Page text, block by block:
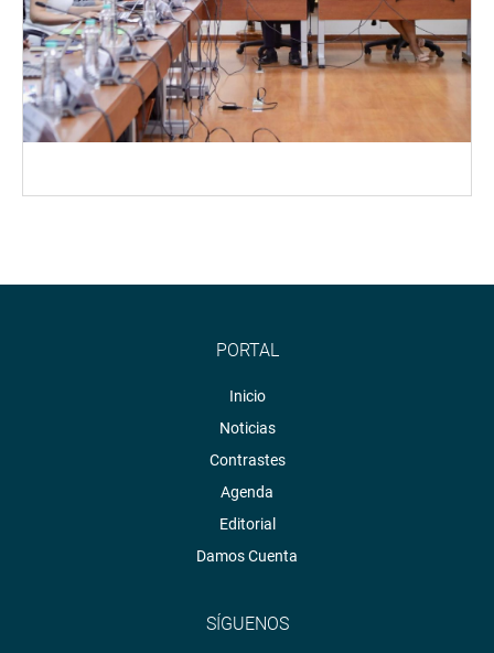
PORTAL
Inicio
Noticias
Contrastes
Agenda
Editorial
Damos Cuenta
SÍGUENOS